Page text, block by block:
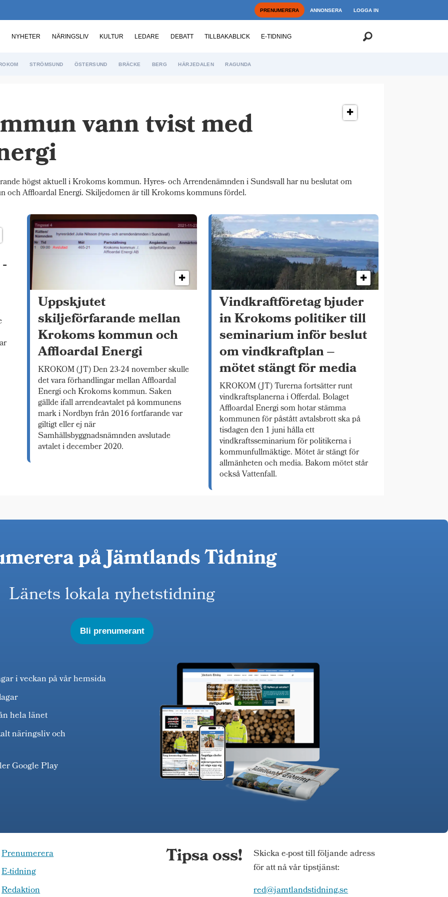
PRENUMERERA ANNONSERA LOGGA IN
NYHETER NÄRINGSLIV KULTUR LEDARE DEBATT TILLBAKABLICK E-TIDNING
STRÖMSUND ÖSTERSUND BRÄCKE BERG HÄRJEDALEN RAGUNDA
vann tvist med
högst aktuell i Krokoms kommun. Hyres- och Arrendenämnden i Sundsvall har nu beslutat om
och Affloardal Energi. Skiljedomen är till Krokoms kommuns fördel.
Uppskjutet
skiljeförfarande mellan
Krokoms kommun och
Affloardal Energi
KROKOM (JT) Den 23-24 november skulle
det vara förhandlingar mellan Affloardal
Energi och Krokoms kommun. Saken
gällde ifall arrendeavtalet på kommunens
mark i Nordbyn från 2016 fortfarande var
giltigt eller ej när
Samhällsbyggnadsnämnden avslutade
avtalet i december 2020.
Vindkraftföretag bjuder
in Krokoms politiker till
seminarium inför beslut
om vindkraftplan –
mötet stängt för media
KROKOM (JT) Turerna fortsätter runt
vindkraftsplanerna i Offerdal. Bolaget
Affloardal Energi som hotar stämma
kommunen för påstått avtalsbrott ska på
tisdagen den 1 juni hålla ett
vindkraftsseminarium för politikerna i
kommunfullmäktige. Mötet är stängt för
allmänheten och media. Bakom mötet står
också Vattenfall.
på Jämtlands Tidning
Länets lokala nyhetstidning
Bli prenumerant
i veckan på vår hemsida
hela länet
näringsliv och
Google Play
Prenumerera
E-tidning
Redaktion
Tipsa oss!
Skicka e-post till följande adress
för att nå vår tipstjänst:
red@jamtlandstidning.se